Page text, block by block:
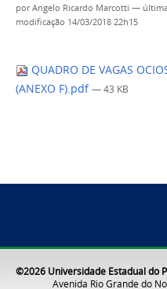
porAngelo Ricardo Marcotti —
modificação 14/03/2018 22h15
QUADRO DE VAGAS
(ANEXO F).pdf — 43 KB
©2026 Universidade Estadual do
Avenida Rio Grande do